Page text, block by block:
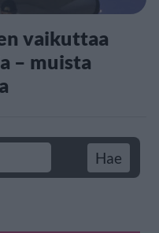
vaikuttaa
– muista